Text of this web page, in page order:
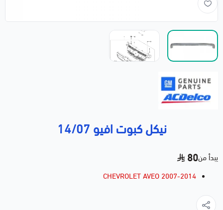
نيكل كبوت افيو 14/07
يبدأ من80
CHEVROLET AVEO 2007-2014